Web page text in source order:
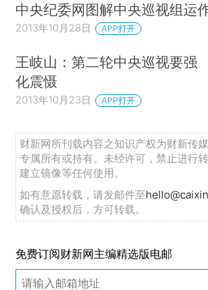
中央纪委网图解中央巡视组运
2013年10月28日 APP打开
王岐山：第二轮中央巡视要强
化震慑
2013年10月23日 APP打开
财新网所刊载内容之知识产权为财新传
专属所有或持有。未经许可，禁止进行
建立镜像等任何使用。
如有意愿转载，请发邮件至
确认及授权后，方可转载。
免费订阅财新网主编精选版电邮